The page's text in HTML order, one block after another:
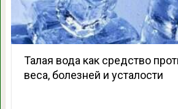
Талая вода как средство
веса, болезней и усталости